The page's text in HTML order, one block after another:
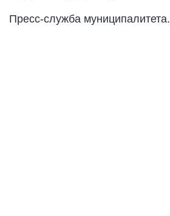
Пресс-служба муниципалитета.